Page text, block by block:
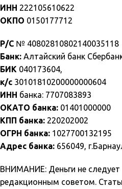
ИНН 222105610622
ОКПО 0150177712
Р/С № 40802810802140035118
Банк: Алтайский банк
БИК 040173604,
к/с 30101810200000000604
ИНН банка: 7707083893
ОКАТО банка: 01401000000
КПП банка: 220202002
ОГРН банка: 1027700132195
Адрес банка: 656049,
ВНИМАНИЕ: Деньги не
редакционным советом.